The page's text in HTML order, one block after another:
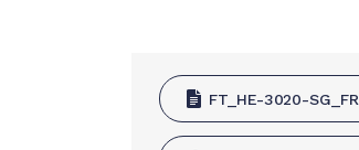
FT_HE-3020-SG_FR